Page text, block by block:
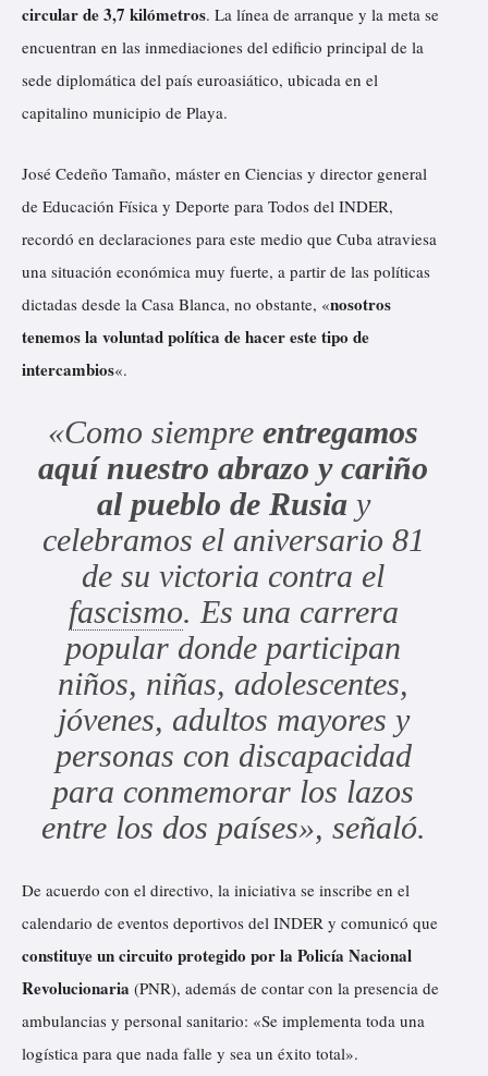
circular de 3,7 kilómetros. La línea de arranque y la meta se
encuentran en las inmediaciones del edificio principal de la
sede diplomática del país euroasiático, ubicada en el
capitalino municipio de Playa.
José Cedeño Tamaño, máster en Ciencias y director general
de Educación Física y Deporte para Todos del INDER,
recordó en declaraciones para este medio que Cuba atraviesa
una situación económica muy fuerte, a partir de las políticas
dictadas desde la Casa Blanca, no obstante, «nosotros
tenemos la voluntad política de hacer este tipo de
intercambios«.
«Como siempre entregamos
aquí nuestro abrazo y cariño
al pueblo de Rusiay
celebramos el aniversario 81
de su victoria contra el
fascismo. Es una carrera
popular donde participan
niños, niñas, adolescentes,
jóvenes, adultos mayores y
personas con discapacidad
para conmemorar los lazos
entre los dos países», señaló.
De acuerdo con el directivo, la iniciativa se inscribe en el
calendario de eventos deportivos del INDER y comunicó que
constituye un circuito protegido por la Policía Nacional
Revolucionaria (PNR), además de contar con la presencia de
ambulancias y personal sanitario: «Se implementa toda una
logística para que nada falle y sea un éxito total».